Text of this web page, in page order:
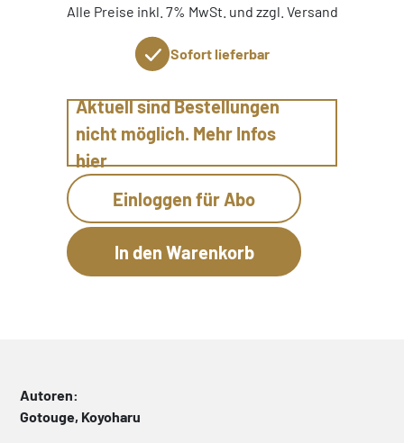
Alle Preise inkl. 7% MwSt. und zzgl. Versand
Sofort lieferbar
Aktuell sind Bestellungen
nicht möglich. Mehr Infos
hier
Einloggen für Abo
Autoren:
Gotouge, Koyoharu